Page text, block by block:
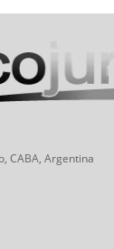
CABA, Argentina